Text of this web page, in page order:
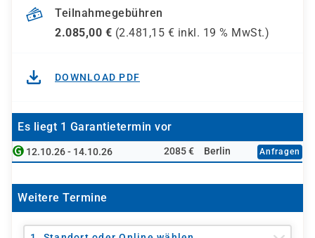
Teilnahmegebühren
2.085,00 € (2.481,15 € inkl. 19 % MwSt.)
DOWNLOAD PDF
Es liegt 1 Garantietermin vor
12.10.26 - 14.10.26 2085 € Berlin Anfragen
Weitere Termine